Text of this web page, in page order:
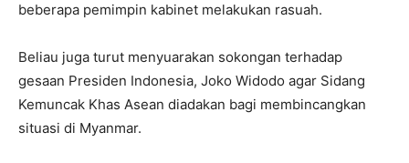
beberapa pemimpin kabinet melakukan rasuah.
Beliau juga turut menyuarakan sokongan terhadap
gesaan Presiden Indonesia, Joko Widodo agar Sidang
Kemuncak Khas Asean diadakan bagi membincangkan
situasi di Myanmar.